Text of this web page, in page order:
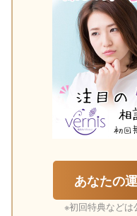
あなたの
※初回特典など